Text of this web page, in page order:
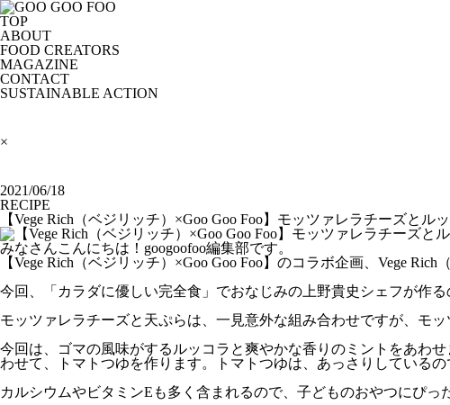
TOP
ABOUT
FOOD CREATORS
MAGAZINE
CONTACT
SUSTAINABLE ACTION
×
2021/06/18
RECIPE
【Vege Rich（ベジリッチ）×Goo Goo Foo】モッツァレラチーズとル
みなさんこんにちは！googoofoo編集部です。
【Vege Rich（ベジリッチ）×Goo Goo Foo】のコラボ企画、Vege
今回、「カラダに優しい完全食」でおなじみの上野貴史シェフが作
モッツァレラチーズと天ぷらは、一見意外な組み合わせですが、モ
今回は、ゴマの風味がするルッコラと爽やかな香りのミントをあわ
わせて、トマトつゆを作ります。トマトつゆは、あっさりしている
カルシウムやビタミンEも多く含まれるので、子どものおやつにぴ